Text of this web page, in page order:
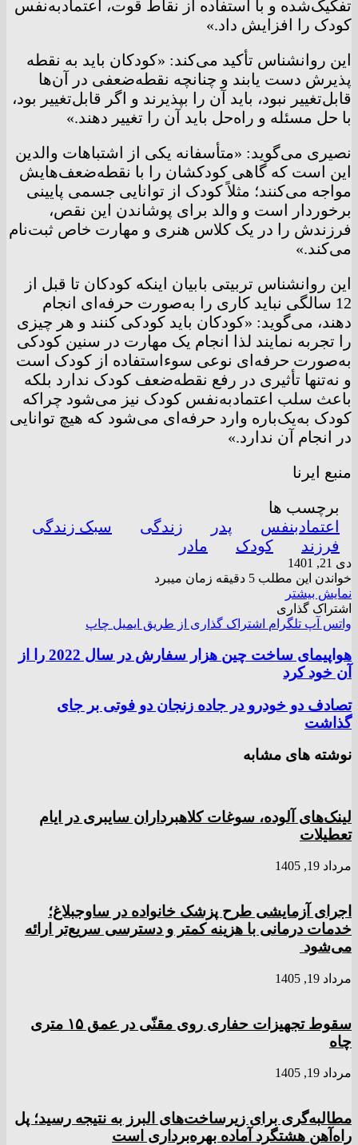
تفکیک‌شده و با استفاده از نقاط قوت، اعتمادبه‌نفس
کودک را افزایش داد.»
این روانشناس تأکید می‌کند: «کودکان باید به نقطه
پذیرش دست یابند و چنانچه نقطه‌ضعفی در آن‌ها
قابل‌تغییر نبود، باید آن را بپذیرند و اگر قابل‌تغییر بود،
با حل مسئله و راه‌حل باید آن را تغییر دهند.»
نصیری می‌گوید: «متأسفانه یکی از اشتباهات والدین
این است که گاهی کودکشان را با نقطه‌ضعف‌هایش
مواجه می‌کنند؛ مثلاً کودک از توانایی جسمی پایینی
برخوردار است و والد برای پوشاندن این نقص،
فرزندش را در یک کلاس هنری و مهارت خاص ثبت‌نام
می‌کند.»
این روانشناس تربیتی بابیان اینکه کودکان تا قبل از
12 سالگی نباید کاری را به‌صورت حرفه‌ای انجام
دهند، می‌گوید: «کودکان باید کودکی کنند و هر چیزی
را تجربه نمایند لذا انجام یک مهارت در سنین کودکی
به‌صورت حرفه‌ای نوعی سوءاستفاده از کودک است
و نه‌تنها تأثیری در رفع نقطه‌ضعف کودک ندارد بلکه
باعث سلب اعتمادبه‌نفس کودک نیز می‌شود چراکه
کودک به‌یک‌باره وارد حرفه‌ای می‌شود که هیچ توانایی
در انجام آن ندارد.»
منبع ایرنا
برچسب ها
اعتمادبنفس
پدر زندگی
سبک زندگی
فرزند
کودک مادر
دی 21, 1401
خواندن این مطلب 5 دقیقه زمان میبرد
نمایش بیشتر
اشتراک گذاری
واتس آپ تلگرام اشتراک گذاری از طریق ایمیل چاپ
هواپیمای ساخت چین هزار سفارش در سال 2022 را از
آن خود کرد
تصادف دو خودرو در جاده زنجان دو فوتی بر جای
گذاشت
نوشته های مشابه
لینک‌های آلوده، سوغات کلاهبرداران سایبری در ایام
تعطیلات
مرداد 19, 1405
اجرای آزمایشی طرح پزشک خانواده در ساوجبلاغ؛
خدمات درمانی با هزینه کمتر و دسترسی سریع‌تر ارائه
می‌شود
مرداد 19, 1405
سقوط تجهیزات حفاری روی مقنّی در عمق ۱۵ متری
چاه
مرداد 19, 1405
مطالبه‌گری برای زیرساخت‌های البرز به نتیجه رسید؛ پل
راه‌آهن هشتگرد آماده بهره‌برداری است